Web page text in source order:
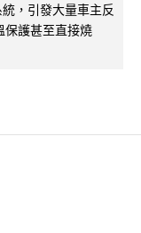
，引發大量車主反
保護甚至直接燒